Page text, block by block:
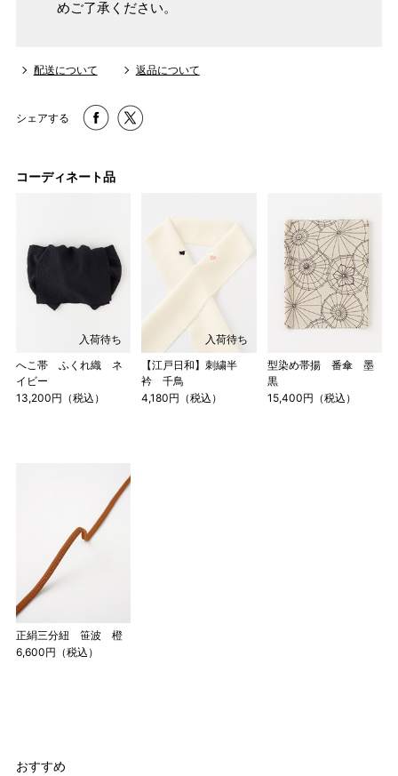
めご了承ください。
配送について 返品について
シェアする
コーディネート品
入荷待ち
へこ帯 ふくれ織 ネ
イビー
13,200円（税込）
入荷待ち
【江戸日和】刺繍半
衿 千鳥
4,180円（税込）
型染め帯揚 番傘 墨
黒
15,400円（税込）
正絹三分紐 笹波 橙
6,600円（税込）
おすすめ